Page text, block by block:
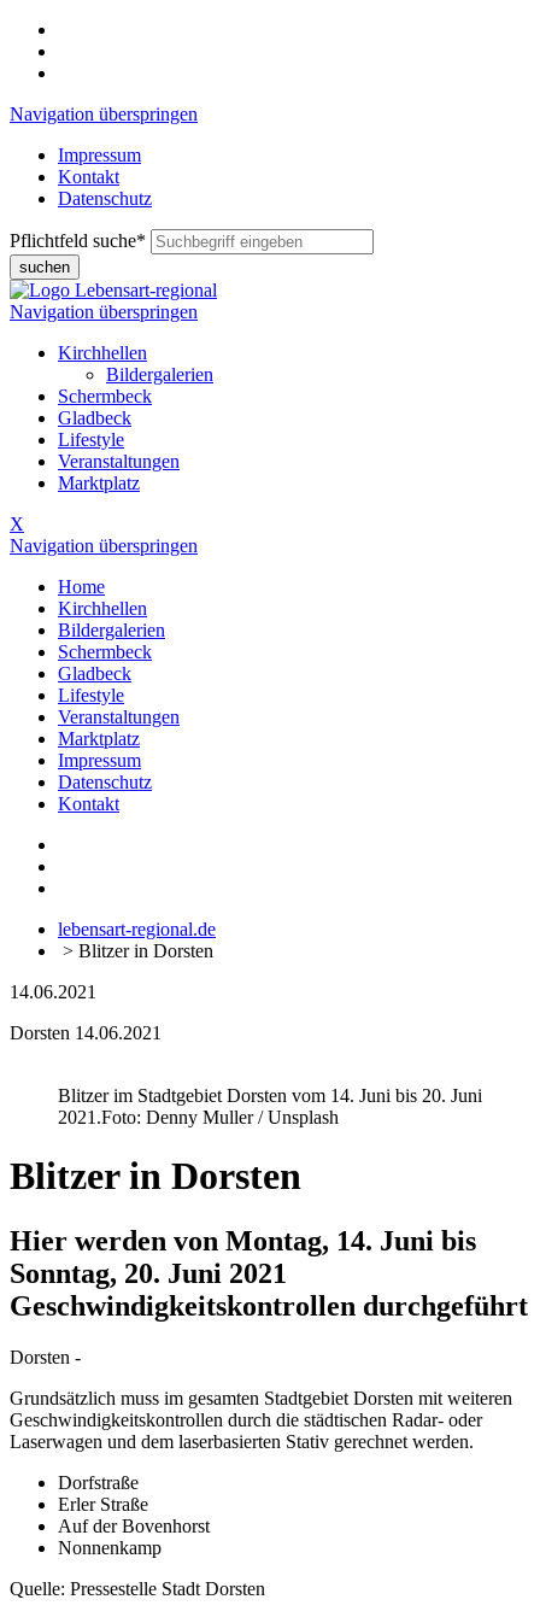
Navigation überspringen
Impressum
Kontakt
Datenschutz
Pflichtfeld suche*
suchen
Navigation überspringen
Kirchhellen
Bildergalerien
Schermbeck
Gladbeck
Lifestyle
Veranstaltungen
Marktplatz
X
Navigation überspringen
Home
Kirchhellen
Bildergalerien
Schermbeck
Gladbeck
Lifestyle
Veranstaltungen
Marktplatz
Impressum
Datenschutz
Kontakt
lebensart-regional.de
> Blitzer in Dorsten
14.06.2021
Dorsten 14.06.2021
Blitzer im Stadtgebiet Dorsten vom 14. Juni bis 20. Juni
2021.Foto: Denny Muller / Unsplash
Blitzer in Dorsten
Hier werden von Montag, 14. Juni bis
Sonntag, 20. Juni 2021
Geschwindigkeitskontrollen durchgeführt
Dorsten -
Grundsätzlich muss im gesamten Stadtgebiet Dorsten mit weiteren
Geschwindigkeitskontrollen durch die städtischen Radar- oder
Laserwagen und dem laserbasierten Stativ gerechnet werden.
Dorfstraße
Erler Straße
Auf der Bovenhorst
Nonnenkamp
Quelle: Pressestelle Stadt Dorsten